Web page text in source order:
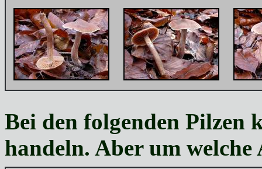
Bei den folgenden Pilzen
handeln. Aber um welche